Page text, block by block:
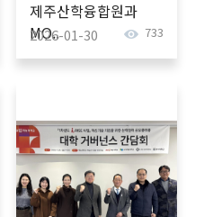
제주산학융합원과
MO..
2026-01-30 733